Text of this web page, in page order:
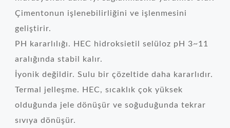
Çimentonun işlenebilirliğini ve işlenmesini
geliştirir.
PH kararlılığı. HEC hidroksietil selüloz pH 3~11
aralığında stabil kalır.
İyonik değildir. Sulu bir çözeltide daha kararlıdır.
Termal jelleşme. HEC, sıcaklık çok yüksek
olduğunda jele dönüşür ve soğuduğunda tekrar
sıvıya dönüşür.